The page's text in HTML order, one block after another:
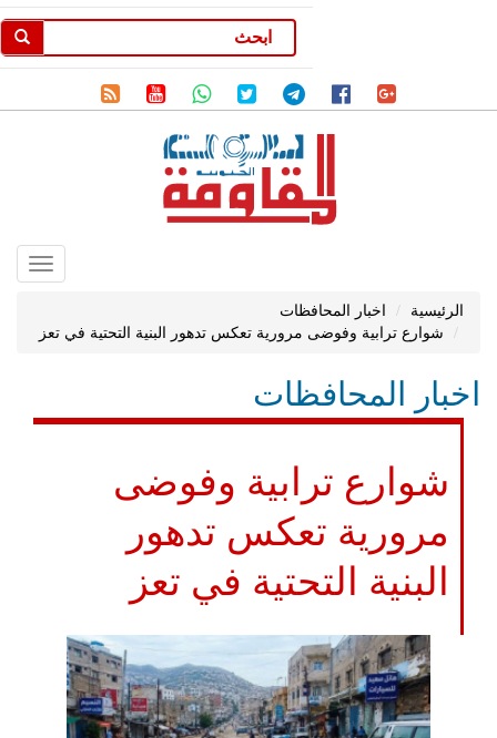
الرئيسية
اخبار المحافظات
شوارع ترابية وفوضى مرورية تعكس تدهور البنية التحتية في تعز
اخبار المحافظات
شوارع ترابية وفوضى
مرورية تعكس تدهور
البنية التحتية في تعز